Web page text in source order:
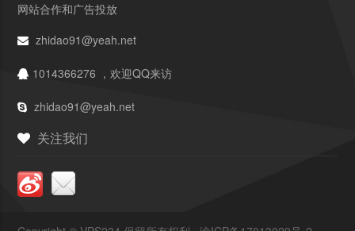
网站合作和广告投放
zhidao91@yeah.net
1014366276 ，欢迎QQ来访
zhidao91@yeah.net
关注我们